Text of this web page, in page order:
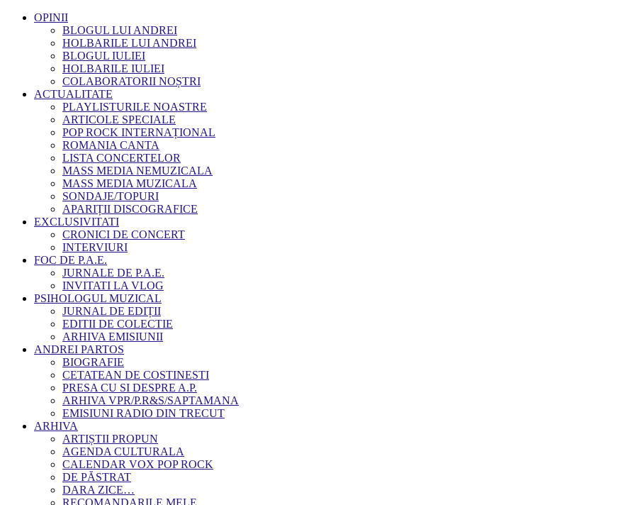
OPINII
BLOGUL LUI ANDREI
HOLBARILE LUI ANDREI
BLOGUL IULIEI
HOLBARILE IULIEI
COLABORATORII NOȘTRI
ACTUALITATE
PLAYLISTURILE NOASTRE
ARTICOLE SPECIALE
POP ROCK INTERNAȚIONAL
ROMANIA CANTA
LISTA CONCERTELOR
MASS MEDIA NEMUZICALA
MASS MEDIA MUZICALA
SONDAJE/TOPURI
APARIȚII DISCOGRAFICE
EXCLUSIVITATI
CRONICI DE CONCERT
INTERVIURI
FOC DE P.A.E.
JURNALE DE P.A.E.
INVITATI LA VLOG
PSIHOLOGUL MUZICAL
JURNAL DE EDIȚII
EDITII DE COLECTIE
ARHIVA EMISIUNII
ANDREI PARTOS
BIOGRAFIE
CETATEAN DE COSTINESTI
PRESA CU SI DESPRE A.P.
ARHIVA VPR/P.R&S/SAPTAMANA
EMISIUNI RADIO DIN TRECUT
ARHIVA
ARTIȘTII PROPUN
AGENDA CULTURALA
CALENDAR VOX POP ROCK
DE PĂSTRAT
DARA ZICE…
RECOMANDARILE MELE